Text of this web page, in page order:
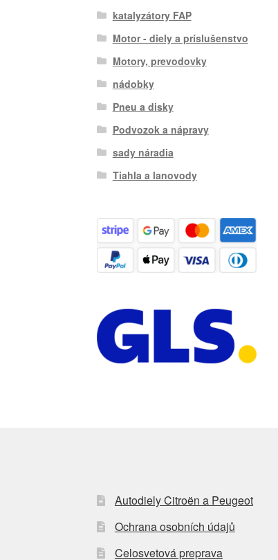
katalyzátory FAP
Motor - diely a príslušenstvo
Motory, prevodovky
nádobky
Pneu a disky
Podvozok a nápravy
sady náradia
Tiahla a lanovody
Autodiely Citroën a Peugeot
Ochrana osobních údajů
Celosvetová preprava